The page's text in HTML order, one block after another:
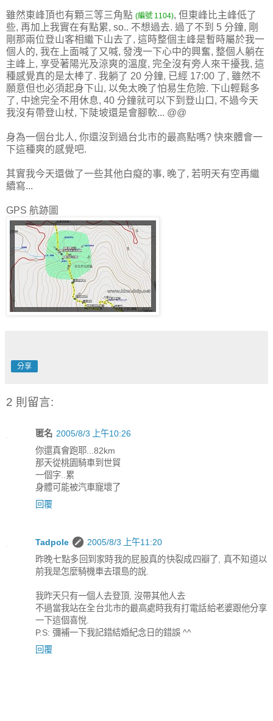
雖然東峰頂也有顆三等三角點 (編號 1104), 但東峰比主峰低了
些, 再加上我實在有點累, so.. 不想過去. 過了不到 5 分鐘, 剛
剛那兩位登山客相繼下山去了, 這時整個主峰是暫時屬於我一
個人的, 我在上面喊了又喊, 發洩一下心中的興奮, 整個人躺在
主峰上, 享受著陽光及涼爽的溫度, 完全沒有旁人來干擾我, 這
種感覺真的是太棒了. 我躺了 20 分鐘, 已經 17:00 了, 雖然不
願意但也必須起身下山, 以免太晚了怕易生危險. 下山輕鬆多
了, 中途完全不用休息, 40 分鐘就可以下到登山口, 不過今天
我沒有帶登山杖, 下陡坡還是會腳軟... @@
身為一個台北人, 你還沒到過台北市的最高點嗎? 快來體會一
下這種爽的感覺吧.
其實我今天還做了一些其他白癡的事, 晚了, 若明天有空再繼
續寫...
GPS 航跡圖
分享
2 則留言:
匿名 2005/8/3 上午10:26
你還真會跑耶...82km
那天從桃園騎車到世貿
一個字..累
身體可能被汽車寵壞了
回覆
Tadpole
2005/8/3 上午11:20
昨晚七點多回到家時我的屁股真的快裂成四瓣了, 真不知道以
前我是怎麼騎機車去環島的說.
我昨天只有一個人去登頂, 沒帶其他人去
不過當我站在全台北市的最高處時我有打電話給老婆跟他分享
一下這個喜悅.
P.S: 彌補一下我記錯結婚紀念日的錯誤 ^^
回覆